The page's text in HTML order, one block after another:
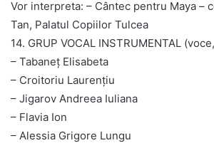
Vor interpreta: – Cântec pentru Maya –
Tan, Palatul Copiilor Tulcea
14. GRUP VOCAL INSTRUMENTAL
– Tabaneț Elisabeta
– Croitoriu Laurențiu
– Jigarov Andreea Iuliana
– Flavia Ion
– Alessia Grigore Lungu